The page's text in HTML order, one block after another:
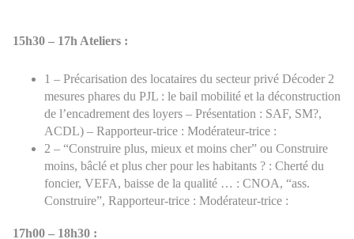
15h30 – 17h Ateliers :
1 – Précarisation des locataires du secteur privé Décoder 2
mesures phares du PJL : le bail mobilité et la déconstruction
de l’encadrement des loyers – Présentation : SAF, SM?,
ACDL) – Rapporteur-trice : Modérateur-trice :
2 – “Construire plus, mieux et moins cher” ou Construire
moins, bâclé et plus cher pour les habitants ? : Cherté du
foncier, VEFA, baisse de la qualité … : CNOA, “ass.
Construire”, Rapporteur-trice : Modérateur-trice :
17h00 – 18h30 :